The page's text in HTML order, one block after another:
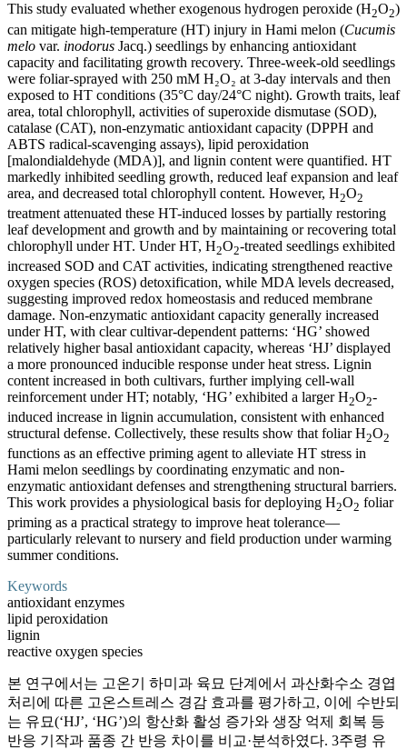
This study evaluated whether exogenous hydrogen peroxide (H2O2)
can mitigate high-temperature (HT) injury in Hami melon (Cucumis
melo var. inodorus Jacq.) seedlings by enhancing antioxidant
capacity and facilitating growth recovery. Three-week-old seedlings
were foliar-sprayed with 250 mM H₂O₂ at 3-day intervals and then
exposed to HT conditions (35°C day/24°C night). Growth traits, leaf
area, total chlorophyll, activities of superoxide dismutase (SOD),
catalase (CAT), non-enzymatic antioxidant capacity (DPPH and
ABTS radical-scavenging assays), lipid peroxidation
[malondialdehyde (MDA)], and lignin content were quantified. HT
markedly inhibited seedling growth, reduced leaf expansion and leaf
area, and decreased total chlorophyll content. However, H2O2
treatment attenuated these HT-induced losses by partially restoring
leaf development and growth and by maintaining or recovering total
chlorophyll under HT. Under HT, H2O2-treated seedlings exhibited
increased SOD and CAT activities, indicating strengthened reactive
oxygen species (ROS) detoxification, while MDA levels decreased,
suggesting improved redox homeostasis and reduced membrane
damage. Non-enzymatic antioxidant capacity generally increased
under HT, with clear cultivar-dependent patterns: ‘HG’ showed
relatively higher basal antioxidant capacity, whereas ‘HJ’ displayed
a more pronounced inducible response under heat stress. Lignin
content increased in both cultivars, further implying cell-wall
reinforcement under HT; notably, ‘HG’ exhibited a larger H2O2-
induced increase in lignin accumulation, consistent with enhanced
structural defense. Collectively, these results show that foliar H2O2
functions as an effective priming agent to alleviate HT stress in
Hami melon seedlings by coordinating enzymatic and non-
enzymatic antioxidant defenses and strengthening structural barriers.
This work provides a physiological basis for deploying H2O2 foliar
priming as a practical strategy to improve heat tolerance—
particularly relevant to nursery and field production under warming
summer conditions.
Keywords
antioxidant enzymes
lipid peroxidation
lignin
reactive oxygen species
본 연구에서는 고온기 하미과 육묘 단계에서 과산화수소 경엽
처리에 따른 고온스트레스 경감 효과를 평가하고, 이에 수반되
는 유묘(‘HJ’, ‘HG’)의 항산화 활성 증가와 생장 억제 회복 등
반응 기작과 품종 간 반응 차이를 비교·분석하였다. 3주령 유